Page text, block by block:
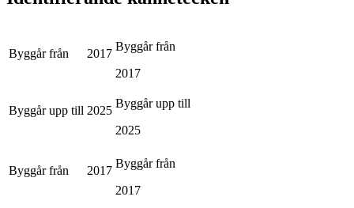
Byggår från 2017
Byggår från
2017
Byggår upp till 2025
Byggår upp till
2025
Byggår från 2017
Byggår från
2017